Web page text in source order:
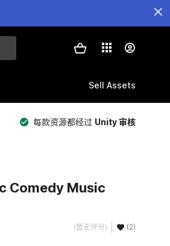
Sell Assets
每款资源都经过 Unity 审核
Comedy Music
(暂无评分) (2)